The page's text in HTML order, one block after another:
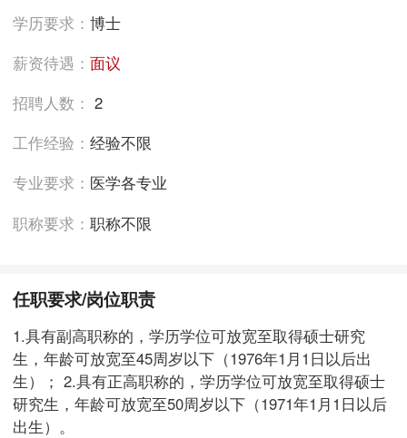
学历要求：博士
薪资待遇：面议
招聘人数：2
工作经验：经验不限
专业要求： 医学各专业
职称要求：职称不限
任职要求/岗位职责
1.具有副高职称的，学历学位可放宽至取得硕士研究
生，年龄可放宽至45周岁以下（1976年1月1日以后出
生）； 2.具有正高职称的，学历学位可放宽至取得硕士
研究生，年龄可放宽至50周岁以下（1971年1月1日以后
出生）。